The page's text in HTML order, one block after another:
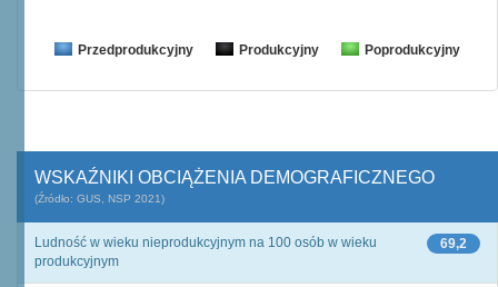
Przedprodukcyjny Produkcyjny Poprodukcyjny
WSKAŹNIKI OBCIĄŻENIA DEMOGRAFICZNEGO
(Źródło: GUS, NSP 2021)
69,2
Ludność w wieku nieprodukcyjnym na 100 osób w wieku
produkcyjnym